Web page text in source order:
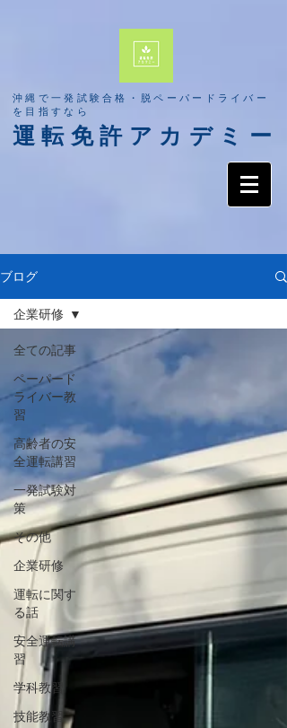
​沖縄で一発試験合格・脱ペーパードライバー
を目指すなら
​運転免許アカデミー
ブログ
全ての記事
ペーパード
ライバー教
習
高齢者の安
全運転講習
一発試験対
策
その他
企業研修
運転に関す
る話
安全運転講
習
学科教習
技能教習
企業研修